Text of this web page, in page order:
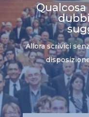
Allora scrivici